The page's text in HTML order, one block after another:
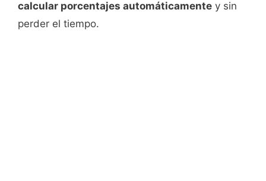
calcular porcentajes automáticamente y sin
perder el tiempo.